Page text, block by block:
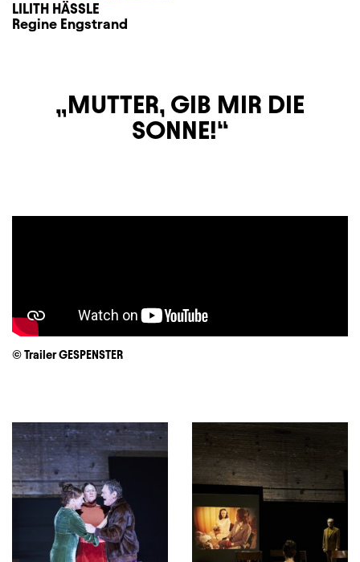
LILITH HÄSSLE
Regine Engstrand
MUTTER, GIB MIR DIE
SONNE!
© Trailer GESPENSTER